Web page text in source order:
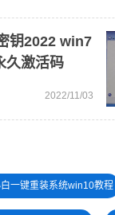
钥2022 win7
久激活码
2022/11/03
一键重装系统win10教程